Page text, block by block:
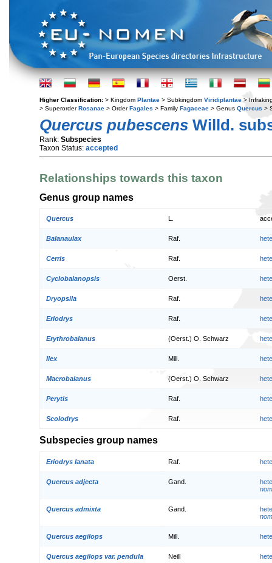
Higher Classification: > Kingdom Plantae > Subkingdom Viridiplantae >
> SuperorderRosanae > OrderFagales > Family Fagaceae > Genus Quercus >
Quercus pubescens Willd.
Rank: Subspecies
Taxon Status: accepted
Relationships towards this taxon
Genus group names
Quercus
Balanaulax Raf.
Cerris Raf.
Cyclobalanopsis Oerst.
Dryopsila Raf.
Eriodrys Raf.
Erythrobalanus (Oerst.) O. Schwarz
Ilex Mill.
Macrobalanus (Oerst.) O. Schwarz
Perytis Raf.
Scolodrys Raf.
Subspecies group names
Eriodrys lanata Raf.
Quercus adjecta Gand.
Quercus admixta Gand.
Quercus aegilops Mill.
Quercus aegilops var. pendula Neill